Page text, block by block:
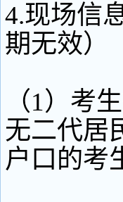
4.现场信
期无效）
（1）考
无二代居
户口的考